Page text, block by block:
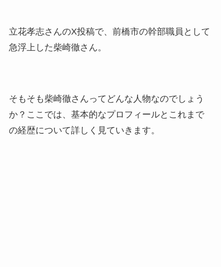
立花孝志さんのX投稿で、前橋市の幹部職員として
急浮上した柴崎徹さん。
そもそも柴崎徹さんってどんな人物なのでしょう
か？ここでは、基本的なプロフィールとこれまで
の経歴について詳しく見ていきます。